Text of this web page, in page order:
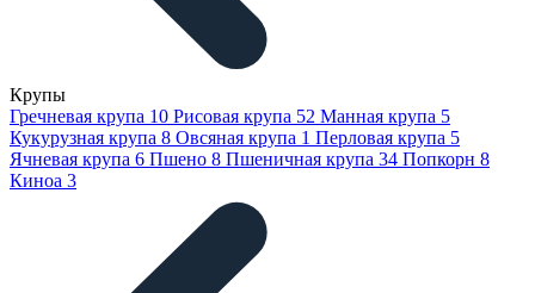
Крупы
Гречневая крупа 10 Рисовая крупа 52 Манная крупа 5
Кукурузная крупа 8 Овсяная крупа 1 Перловая крупа 5
Ячневая крупа 6 Пшено 8 Пшеничная крупа 34 Попкорн 8
Киноа 3